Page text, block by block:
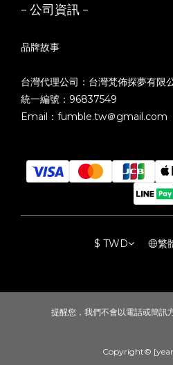
- 公司資訊 -
品牌故事
台灣代理公司：台灣梵佈探夢有限
統一編號：96837549
Email：fumble.tw＠gmail.com
$ TWD 繁
提醒您，我們不會以電話或簡訊
Copyright©